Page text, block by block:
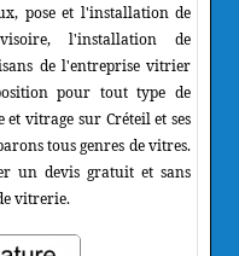
pose et l'installation de
l'installation de
de l'entreprise vitrier
pour tout type de
vitrage sur Créteil et ses
tous genres de vitres.
un devis gratuit et sans
vitrerie.